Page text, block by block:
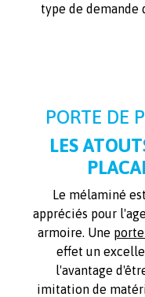
type de demande
PORTE DE
LES
Le mélaminé
appréciés pour
armoire. Une
effet un
l'avantage
imitation de